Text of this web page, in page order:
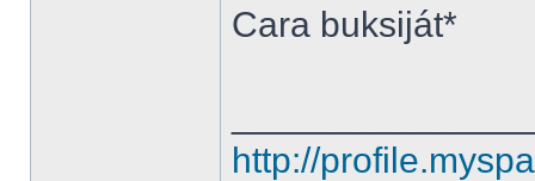
Cara buksiját*
http://